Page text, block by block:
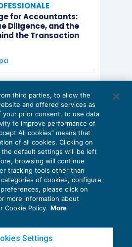
una specifica disciplina
di “imputazione” (in
quale, tra gli altri, si porrebbe
“possesso del reddito” in
salva la presenza di
di interposizione
anche reale, il cui
rimane tuttavia una
dell’Amministrazione
del provento in capo alla
manager(per scongiurare una
doppia imposizione,
ai sensi dell’articolo
for Accountants:
Diligence, and the
the Transaction
professionali: le
Stefano Dovier
Policy
Cookie Policy
third parties, to allow the
and offered services as
your prior consent, to use data
to improve performance of
All cookies” means that
of all cookies. Clicking on
the default settings will be left
browsing will continue
tracking tools other than
of cookies, configure
please click on
more information about
Cookie Policy. More
Settings